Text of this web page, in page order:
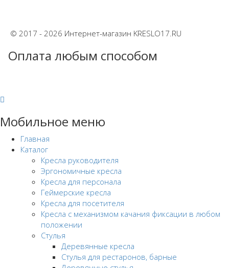
© 2017 - 2026 Интернет-магазин KRESLO17.RU
Оплата любым способом
Мобильное меню
Главная
Каталог
Кресла руководителя
Эргономичные кресла
Кресла для персонала
Геймерские кресла
Кресла для посетителя
Кресла с механизмом качания фиксации в любом
положении
Стулья
Деревянные кресла
Стулья для рестаронов, барные